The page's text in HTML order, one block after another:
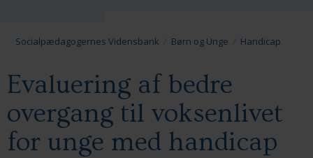
Voksne
Socialpædagogernes Vidensbank Børn og Unge Handicap
Evaluering af bedre
overgang til voksenlivet
for unge med handicap